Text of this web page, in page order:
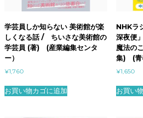
学芸員しか知らない 美術館が楽
しくなる話 / ちいさな美術館の
学芸員 (著) (産業編集センタ
ー）
¥1,760
お買い物カゴに追加
NHKラ
深夜便
魔法の
集) (青
¥1,650
お買い